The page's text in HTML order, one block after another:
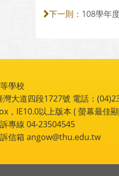
下一則： 108學年
學校
大道四段1727號 電話：
，IE10.0以上版本 ( 螢幕最佳
專線 04-23504545
信箱 angow@thu.edu.tw